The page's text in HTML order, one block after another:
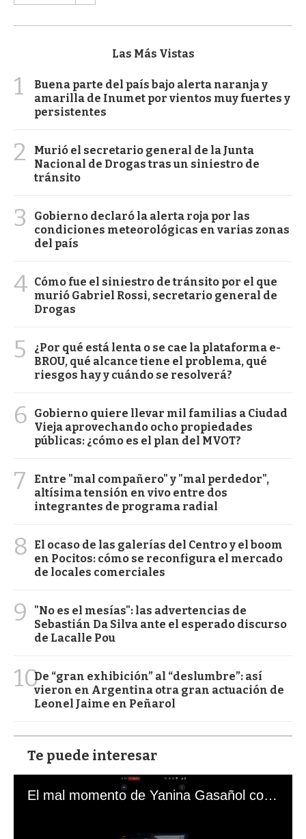
Las Más Vistas
1
Buena parte del país bajo alerta naranja y
amarilla de Inumet por vientos muy fuertes y
persistentes
2
Murió el secretario general de la Junta
Nacional de Drogas tras un siniestro de
tránsito
3
Gobierno declaró la alerta roja por las
condiciones meteorológicas en varias zonas
del país
4 Cómo fue el siniestro de tránsito por el que
murió Gabriel Rossi, secretario general de
Drogas
5
¿Por qué está lenta o se cae la plataforma e-
BROU, qué alcance tiene el problema, qué
riesgos hay y cuándo se resolverá?
6
Gobierno quiere llevar mil familias a Ciudad
Vieja aprovechando ocho propiedades
públicas: ¿cómo es el plan del MVOT?
7
Entre "mal compañero" y "mal perdedor",
altísima tensión en vivo entre dos
integrantes de programa radial
8
El ocaso de las galerías del Centro y el boom
en Pocitos: cómo se reconfigura el mercado
de locales comerciales
9
"No es el mesías": las advertencias de
Sebastián Da Silva ante el esperado discurso
de Lacalle Pou
10De “gran exhibición” al “deslumbre”: así
vieron en Argentina otra gran actuación de
Leonel Jaime en Peñarol
Te puede interesar
El mal momento de Yanina Gasañol con un hincha argentino en "Subrayado"